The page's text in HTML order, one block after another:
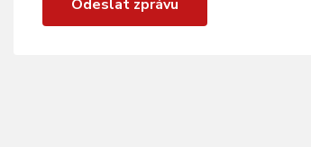
Odeslat zprávu